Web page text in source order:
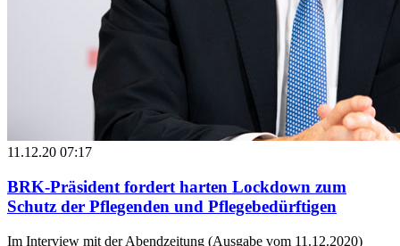
11.12.20 07:17
BRK-Präsident fordert harten Lockdown zum
Schutz der Pflegenden und Pflegebedürftigen
Im Interview mit der Abendzeitung (Ausgabe vom 11.12.2020)